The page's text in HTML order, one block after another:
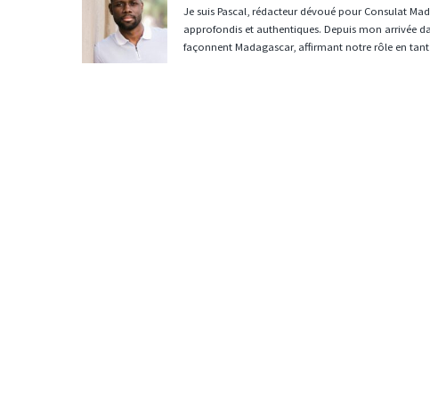
Je suis Pascal, rédacteur dévoué pour Consulat
approfondis et authentiques. Depuis mon arrivée
façonnent Madagascar, affirmant notre rôle en